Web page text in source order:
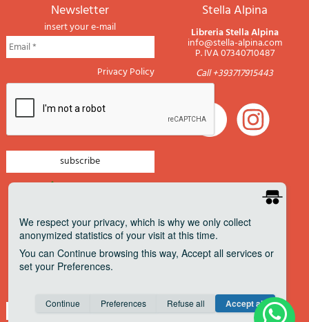
newsletter
insert your e-mail
Privacy Policy
newsletter travels
newsletter military
Stella Alpina
Libreria Stella Alpina
info@stella-alpina.com
P. IVA 07340710487
Call +393717915443
We respect your privacy, which is why we only collect
anonymized statistics of your visit at this time.
You can Continue browsing this way, Accept all services or
set your Preferences.
Consent cookie learn more
Continue Preferences Refuse all Accept all
Anonymous Invisible Save